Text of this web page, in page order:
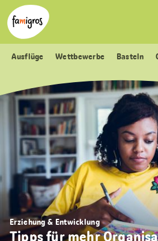
Sprungmarken
Navigation
Header
Logo
Ausflüge Wettbewerbe Basteln
Erziehung & Entwicklung
Tipps für mehr